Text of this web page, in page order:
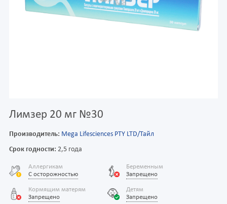
Лимзер 20 мг №30
Производитель: Mega Lifesciences PTY LTD/Тайл
Срок годности: 2,5 года
Аллергикам
С осторожностью
Беременным
Запрещено
Кормящим матерям
Запрещено
Детям
Запрещено